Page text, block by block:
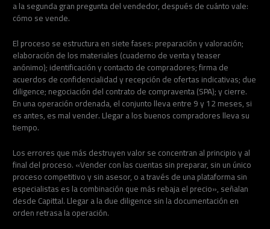
a la segunda gran pregunta del vendedor, después de cuánto vale:
cómo se vende.
El proceso se estructura en siete fases: preparación y valoración;
elaboración de los materiales (cuaderno de venta y teaser
anónimo); identificación y contacto de compradores; firma de
acuerdos de confidencialidad y recepción de ofertas indicativas; due
diligence; negociación del contrato de compraventa (SPA); y cierre.
En una operación ordenada, el conjunto lleva entre 9 y 12 meses, si
es antes, es mal vender. Llegar a los buenos compradores lleva su
tiempo.
Los errores que más destruyen valor se concentran al principio y al
final del proceso. «Vender con las cuentas sin preparar, sin un único
proceso competitivo y sin asesor, o a través de una plataforma sin
especialistas es la combinación que más rebaja el precio», señalan
desde Capittal. Llegar a la due diligence sin la documentación en
orden retrasa la operación.